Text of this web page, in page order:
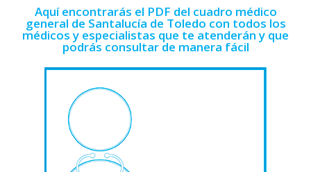
Aquí encontrarás el PDF del cuadro médico
general de Santalucía de Toledo con todos los
médicos y especialistas que te atenderán y que
podrás consultar de manera fácil